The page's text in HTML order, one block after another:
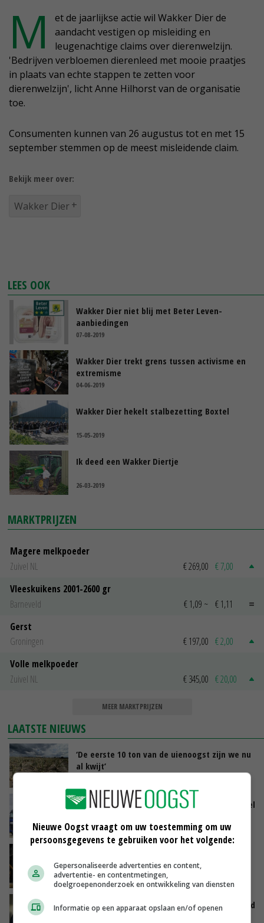
M
et de jaarlijkse actie wil Wakker Dier de
aandacht vestigen op misleiding en
leugenachtige claims over dierenwelzijn.
'Bedrijven verbloemen dierenleed met mooie praatjes
in plaats van echte stappen te zetten voor
dierenwelzijn', licht Anne Hilhorst van de organisatie
toe.
Consumenten kunnen van 26 augustus tot en met 15
september stemmen op de meest misleidende claim.
Bekijk meer over:
Wakker Dier
LEES OOK
Wakker Dier niet blij met Beter Leven-
aanbiedingen
07-08-2019
Wakker Dier trekt grens tussen activisme en
extremisme
04-06-2019
Wakker Dier hekelt stalbezetting Boxtel
15-05-2019
Ik deed een Wakker Diertje
26-03-2019
MARKTPRIJZEN
Magere melkpoeder
Zuivel NL
€ 269,00 € 7,00
Vleeskuikens 2001-2600 gr
Barneveld
€ 1,09 ~ € 1,11
Gerst
Groningen
€ 197,00 € 2,00
Volle melkpoeder
Zuivel NL
€ 345,00 € 20,00
MEER MARKTPRIJZEN
LAATSTE NIEUWS
‘De eerste 10 ton van de uienoogst zijn we nu
al kwijt’
ForFarmers groeit verder en ziet marktaandeel
VANDAAG, 07:43
voorbeeld kan dienen voor sector’
VANDAAG, 06:21
Jan Vernooij stopt bij Vee&Logistiek Nederland
Nieuwe Oogst vraagt om uw toestemming om uw
persoonsgegevens te gebruiken voor het volgende:
Gepersonaliseerde advertenties en content,
advertentie- en contentmetingen,
doelgroepenonderzoek en ontwikkeling van diensten
Informatie op een apparaat opslaan en/of openen